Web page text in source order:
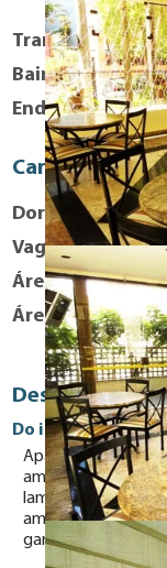
Transação
Bairro
Endereço
Caracteristicas
Dormitórios 1
Vaga 1
Área útil 28
Área Total 28
Descrição
Do imóvel
Apartamento de
americana com
laminado, área de
ambientes
garagem em um